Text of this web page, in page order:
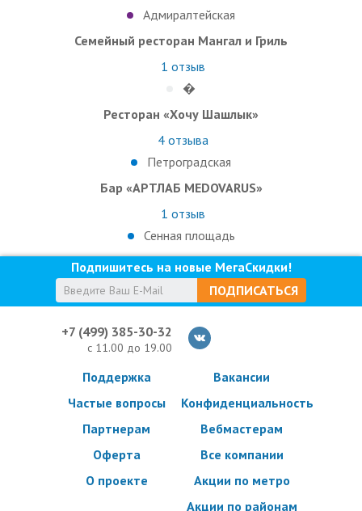
Адмиралтейская
Семейный ресторан Мангал и Гриль
1 отзыв
�
Ресторан «Хочу Шашлык»
4отзыва
Петроградская
Бар «АРТЛАБ MEDOVARUS»
1 отзыв
Сенная площадь
Подпишитесь на новые МегаСкидки!
ПОДПИСАТЬСЯ
+7 (499) 385-30-32
с 11.00 до 19.00
Поддержка
Частые вопросы
Партнерам
Оферта
О проекте
Вакансии
Конфиденциальность
Вебмастерам
Все компании
Акции по метро
Акции по районам